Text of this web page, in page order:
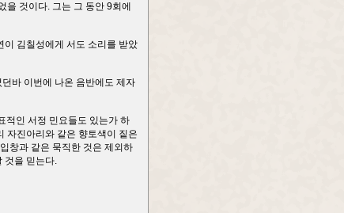
을 것이다. 그는 그 동안 9회에
이 김칠성에게 서도 소리를 받았
바 이번에 나온 음반에도 제자
적인 서정 민요들도 있는가 하
자진아리와 같은 향토색이 짙은
창과 같은 묵직한 것은 제외하
것을 믿는다.